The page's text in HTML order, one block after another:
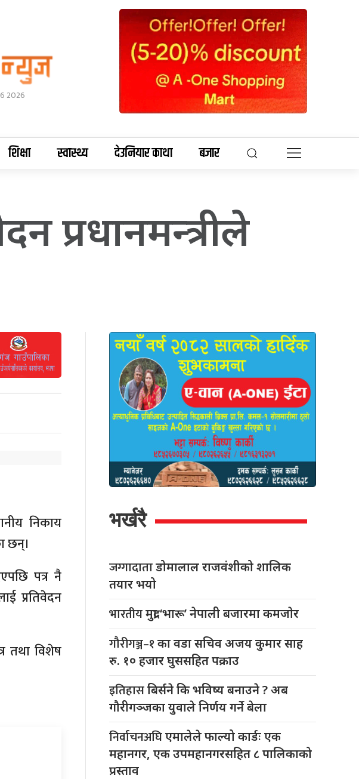
6 2026
शिक्षा स्वास्थ्य देउनियार काथा बजार
प्रधानमन्त्रीले
निकाय
छन्।
पत्र नै
प्रतिवेदन
तथा विशेष
भर्खरै
जग्गादाताडोमालाल राजवंशीको शालिक
तयार भयो
भारतीयमुद्रा ‘भारू’ नेपाली बजारमा कमजाेर
गौरीगञ्ज–१का वडा सचिव अजय कुमार साह
रु. १० हजार घुससहित पक्राउ
इतिहासबिर्सने कि भविष्य बनाउने ? अब
गौरीगञ्जका युवाले निर्णय गर्ने बेला
निर्वाचनअघिएमालेले फाल्यो कार्डः एक
महानगर, एक उपमहानगरसहित ८ पालिकाको
प्रस्ताव